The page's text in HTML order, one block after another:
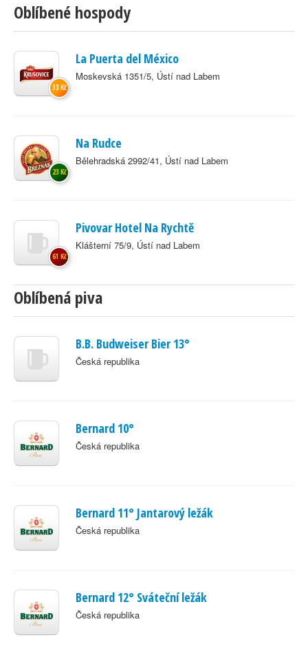
Oblíbené hospody
La Puerta del México
Moskevská 1351/5, Ústí nad Labem
33 Kč
Na Rudce
Bělehradská 2992/41, Ústí nad Labem
23 Kč
Pivovar Hotel Na Rychtě
Klášterní 75/9, Ústí nad Labem
61 Kč
Oblíbená piva
B.B. Budweiser Bier 13°
Česká republika
Bernard 10°
Česká republika
Bernard 11° Jantarový ležák
Česká republika
Bernard 12° Sváteční ležák
Česká republika